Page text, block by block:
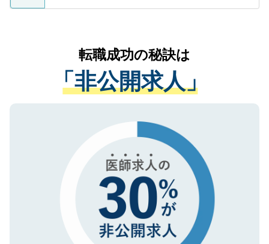
ているすべての個人データはご本人の許可
は、個人情報の取り扱いについての厳密な
管理基準を満たした事業者のみに付与され
る、プライバシーマークを取得済みです。
ご登録いただいた個人情報は、SSL（デー
で、機密保持に関してもご安心ください。
かがいして、現在の医療機関の状況や紹介
経験をまじえながら、適切なアドバイスを
させていただきます。すぐにご転職をされ
ない方には、長期的なサポートが可能です
ので、まずはご登録ください。
転職成功の秘訣は
「非公開求人」